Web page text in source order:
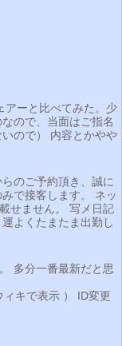
アーと比べてみた。少
ので、当面はご指名
ので） 内容とかやや
のご予約頂き、誠に
で接客します。 ネッ
せません。 写メ日記
よくたまたま出勤し
多分一番最新だと思
キで表示 ） ID変更